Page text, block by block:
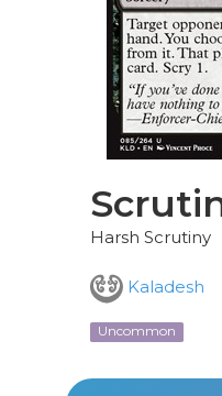
Harsh Scrutiny
Kaladesh
Uncommon